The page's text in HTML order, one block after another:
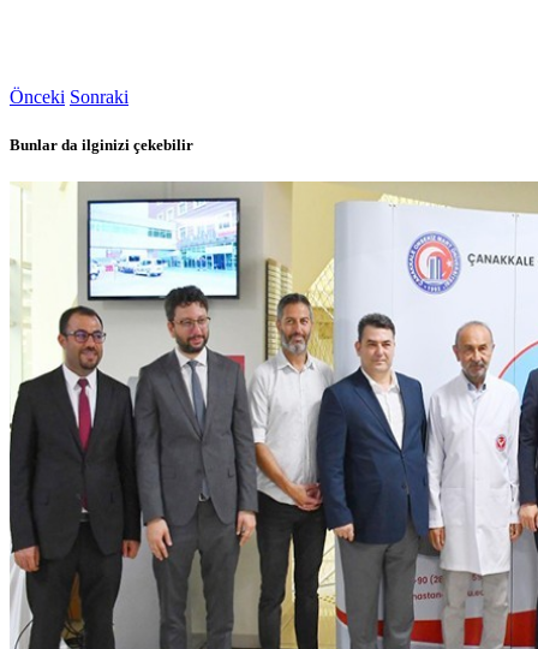
Önceki Sonraki
Bunlar da ilginizi çekebilir